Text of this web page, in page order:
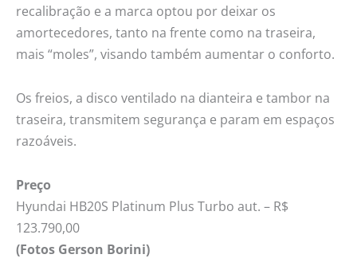
recalibração e a marca optou por deixar os
amortecedores, tanto na frente como na traseira,
mais “moles”, visando também aumentar o conforto.
Os freios, a disco ventilado na dianteira e tambor na
traseira, transmitem segurança e param em espaços
razoáveis.
Preço
Hyundai HB20S Platinum Plus Turbo aut. – R$
123.790,00
(Fotos Gerson Borini)